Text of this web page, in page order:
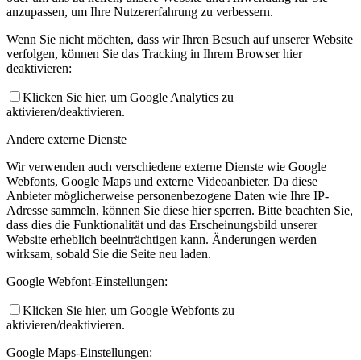
anzupassen, um Ihre Nutzererfahrung zu verbessern.
Wenn Sie nicht möchten, dass wir Ihren Besuch auf unserer Website
verfolgen, können Sie das Tracking in Ihrem Browser hier
deaktivieren:
Klicken Sie hier, um Google Analytics zu
aktivieren/deaktivieren.
Andere externe Dienste
Wir verwenden auch verschiedene externe Dienste wie Google
Webfonts, Google Maps und externe Videoanbieter. Da diese
Anbieter möglicherweise personenbezogene Daten wie Ihre IP-
Adresse sammeln, können Sie diese hier sperren. Bitte beachten Sie,
dass dies die Funktionalität und das Erscheinungsbild unserer
Website erheblich beeinträchtigen kann. Änderungen werden
wirksam, sobald Sie die Seite neu laden.
Google Webfont-Einstellungen:
Klicken Sie hier, um Google Webfonts zu
aktivieren/deaktivieren.
Google Maps-Einstellungen: